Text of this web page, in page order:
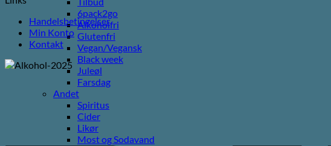
6pack2go
Alkoholfri
Glutenfri
Vegan/Vegansk
Black week
Juleøl
Farsdag
Andet
Spiritus
Cider
Likør
Most og Sodavand
Handelsbetingelser
Min Konto
Kontakt